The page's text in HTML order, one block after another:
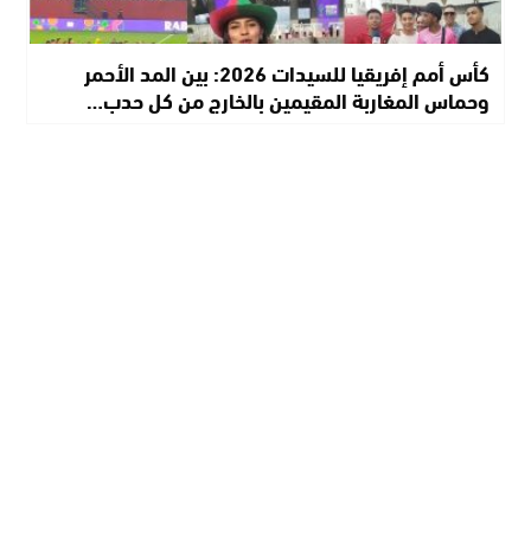
كأس أمم إفريقيا للسيدات 2026: بين المد الأحمر
وحماس المغاربة المقيمين بالخارج من كل حدب…